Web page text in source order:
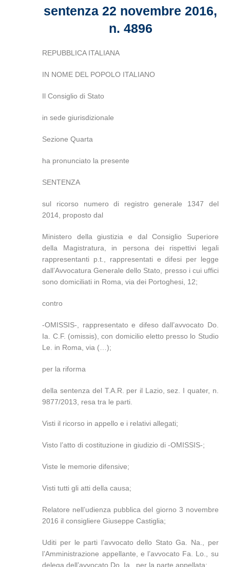
sentenza 22 novembre 2016,
n. 4896
REPUBBLICA ITALIANA
IN NOME DEL POPOLO ITALIANO
Il Consiglio di Stato
in sede giurisdizionale
Sezione Quarta
ha pronunciato la presente
SENTENZA
sul ricorso numero di registro generale 1347 del
2014, proposto dal
Ministero della giustizia e dal Consiglio Superiore
della Magistratura, in persona dei rispettivi legali
rappresentanti p.t., rappresentati e difesi per legge
dall’Avvocatura Generale dello Stato, presso i cui uffici
sono domiciliati in Roma, via dei Portoghesi, 12;
contro
-OMISSIS-, rappresentato e difeso dall’avvocato Do.
Ia. C.F. (omissis), con domicilio eletto presso lo Studio
Le. in Roma, via (…);
per la riforma
della sentenza del T.A.R. per il Lazio, sez. I quater, n.
9877/2013, resa tra le parti.
Visti il ricorso in appello e i relativi allegati;
Visto l’atto di costituzione in giudizio di -OMISSIS-;
Viste le memorie difensive;
Visti tutti gli atti della causa;
Relatore nell’udienza pubblica del giorno 3 novembre
2016 il consigliere Giuseppe Castiglia;
Uditi per le parti l’avvocato dello Stato Ga. Na., per
l’Amministrazione appellante, e l’avvocato Fa. Lo., su
delega dell’avvocato Do. Ia., per la parte appellata;